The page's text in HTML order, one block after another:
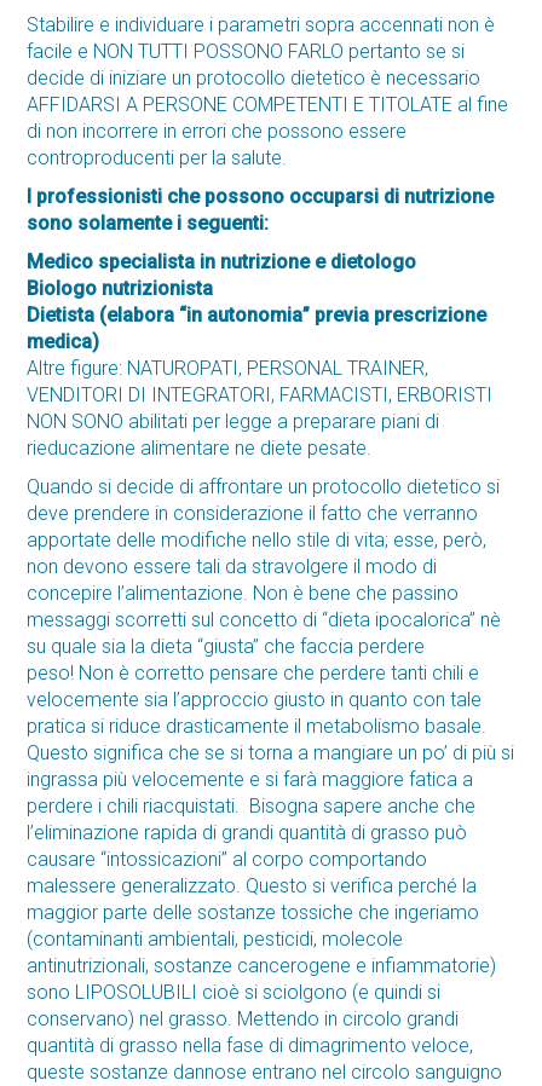
Stabilire e individuare i parametri sopra accennati non è
facile e NON TUTTI POSSONO FARLO pertanto se si
decide di iniziare un protocollo dietetico è necessario
AFFIDARSI A PERSONE COMPETENTI E TITOLATE al fine
di non incorrere in errori che possono essere
controproducenti per la salute.
I professionisti che possono occuparsi di nutrizione
sono solamente i seguenti:
Medico specialista in nutrizione e dietologo
Biologo nutrizionista
Dietista (elabora “in autonomia” previa prescrizione
medica)
Altre figure: NATUROPATI, PERSONAL TRAINER,
VENDITORI DI INTEGRATORI, FARMACISTI, ERBORISTI
NON SONO abilitati per legge a preparare piani di
rieducazione alimentare ne diete pesate.
Quando si decide di affrontare un protocollo dietetico si
deve prendere in considerazione il fatto che verranno
apportate delle modifiche nello stile di vita; esse, però,
non devono essere tali da stravolgere il modo di
concepire l’alimentazione. Non è bene che passino
messaggi scorretti sul concetto di “dieta ipocalorica” nè
su quale sia la dieta “giusta” che faccia perdere
peso! Non è corretto pensare che perdere tanti chili e
velocemente sia l’approccio giusto in quanto con tale
pratica si riduce drasticamente il metabolismo basale.
Questo significa che se si torna a mangiare un po’ di più si
ingrassa più velocemente e si farà maggiore fatica a
perdere i chili riacquistati. Bisogna sapere anche che
l’eliminazione rapida di grandi quantità di grasso può
causare “intossicazioni” al corpo comportando
malessere generalizzato. Questo si verifica perché la
maggior parte delle sostanze tossiche che ingeriamo
(contaminanti ambientali, pesticidi, molecole
antinutrizionali, sostanze cancerogene e infiammatorie)
sono LIPOSOLUBILI cioè si sciolgono (e quindi si
conservano) nel grasso. Mettendo in circolo grandi
quantità di grasso nella fase di dimagrimento veloce,
queste sostanze dannose entrano nel circolo sanguigno